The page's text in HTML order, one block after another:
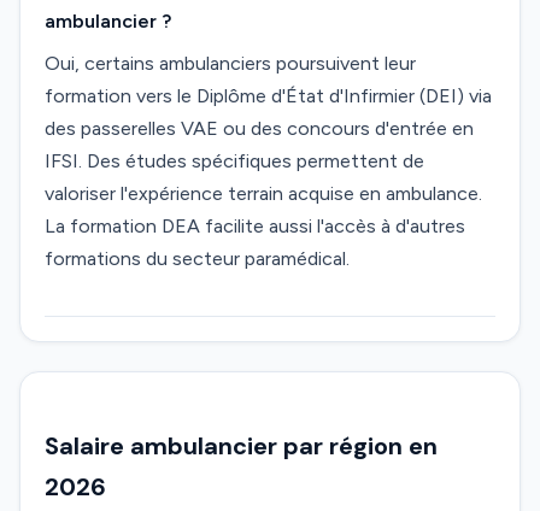
ambulancier ?
Oui, certains ambulanciers poursuivent leur
formation vers le Diplôme d'État d'Infirmier (DEI) via
des passerelles VAE ou des concours d'entrée en
IFSI. Des études spécifiques permettent de
valoriser l'expérience terrain acquise en ambulance.
La formation DEA facilite aussi l'accès à d'autres
formations du secteur paramédical.
Salaire ambulancier par région en
2026